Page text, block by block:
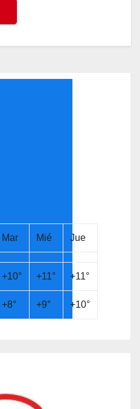
Mar Mié Jue
+10° +11° +11°
+8° +9° +10°